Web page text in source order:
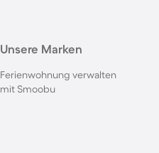
Unsere Marken
Ferienwohnung verwalten
mit Smoobu